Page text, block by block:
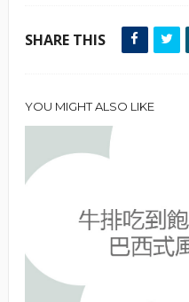
SHARE THIS
YOU MIGHT ALSO LIKE